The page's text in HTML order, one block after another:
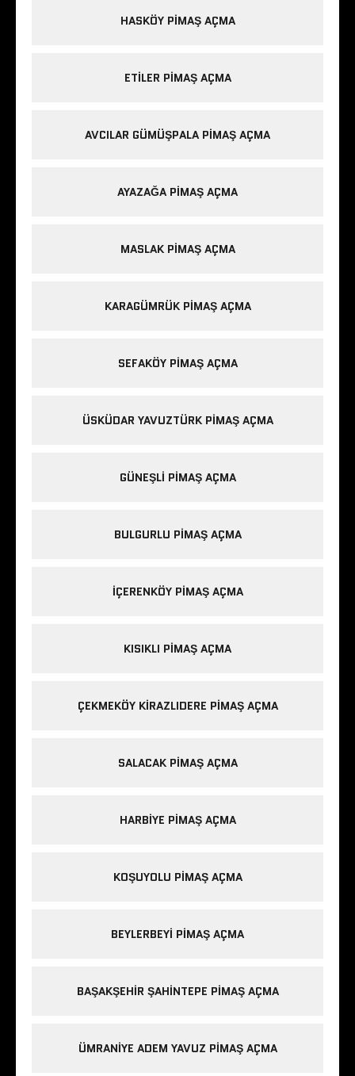
HASKÖY PIMAŞ AÇMA
ETILER PIMAŞ AÇMA
AVCILAR GÜMÜŞPALA PIMAŞ AÇMA
AYAZAĞA PIMAŞ AÇMA
MASLAK PIMAŞ AÇMA
KARAGÜMRÜK PIMAŞ AÇMA
SEFAKÖY PIMAŞ AÇMA
ÜSKÜDAR YAVUZTÜRK PIMAŞ AÇMA
GÜNEŞLI PIMAŞ AÇMA
BULGURLU PIMAŞ AÇMA
IÇERENKÖY PIMAŞ AÇMA
KISIKLI PIMAŞ AÇMA
ÇEKMEKÖY KIRAZLIDERE PIMAŞ AÇMA
SALACAK PIMAŞ AÇMA
HARBIYE PIMAŞ AÇMA
KOŞUYOLU PIMAŞ AÇMA
BEYLERBEYI PIMAŞ AÇMA
BAŞAKŞEHIR ŞAHINTEPE PIMAŞ AÇMA
ÜMRANIYE ADEM YAVUZ PIMAŞ AÇMA